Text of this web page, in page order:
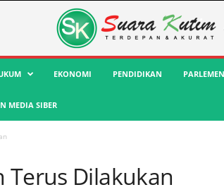
EKONOMI PENDIDIKAN
MEDIA SIBER
Terus Dilakukan